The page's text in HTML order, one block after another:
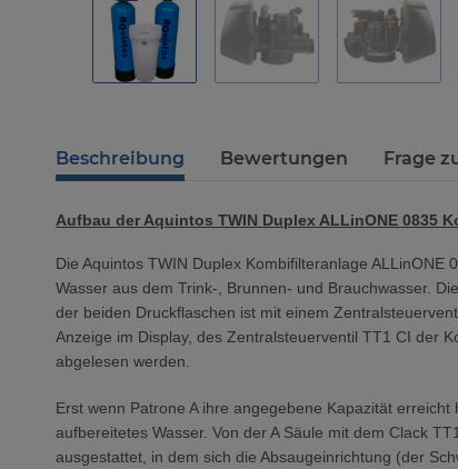
Beschreibung Bewertungen Frage
Aufbau der Aquintos TWIN Duplex ALLinONE 0835
Die Aquintos TWIN Duplex Kombifilteranlage
Wasser aus dem Trink-, Brunnen- und Brauchwasser.
der beiden Druckflaschen ist mit einem
Anzeige im Display, des Zentralsteuerventil TT1 CI der
abgelesen werden.
Erst wenn Patrone A ihre angegebene Kapazität
aufbereitetes Wasser. Von der A Säule mit dem Clack
ausgestattet, in dem sich die Absaugeinrichtung (der